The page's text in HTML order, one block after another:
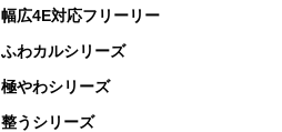
幅広4E対応フリーリー
ふわカルシリーズ
極やわシリーズ
整うシリーズ